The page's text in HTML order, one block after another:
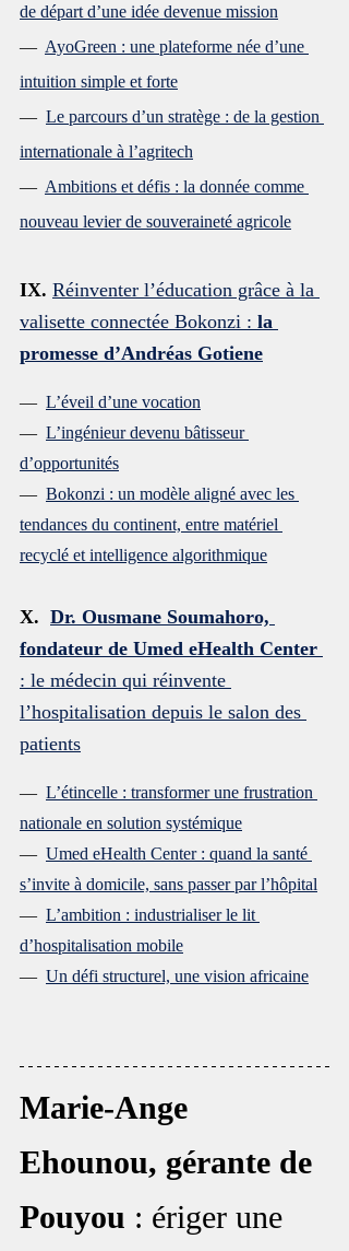
de départ d’une idée devenue mission
— AyoGreen : une plateforme née d’une
intuition simple et forte
— Le parcours d’un stratège : de la gestion
internationale à l’agritech
— Ambitions et défis : la donnée comme
nouveau levier de souveraineté agricole
IX. Réinventer l’éducation grâce à la
valisette connectée Bokonzi : la
promesse d’Andréas Gotiene
— L’éveil d’une vocation
— L’ingénieur devenu bâtisseur
d’opportunités
— Bokonzi : un modèle aligné avec les
tendances du continent, entre matériel
recyclé et intelligence algorithmique
X. Dr. Ousmane Soumahoro,
fondateur de Umed eHealth Center
: le médecin qui réinvente
l’hospitalisation depuis le salon des
patients
— L’étincelle : transformer une frustration
nationale en solution systémique
— Umed eHealth Center : quand la santé
s’invite à domicile, sans passer par l’hôpital
— L’ambition : industrialiser le lit
d’hospitalisation mobile
— Un défi structurel, une vision africaine
Marie-Ange
Ehounou, gérante de
Pouyou : ériger une